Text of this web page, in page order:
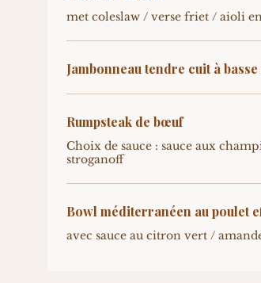
met coleslaw / verse friet / aioli
Jambonneau tendre cuit à
Rumpsteak de bœuf
Choix de sauce : sauce aux
stroganoff
Bowl méditerranéen au poulet
avec sauce au citron vert /